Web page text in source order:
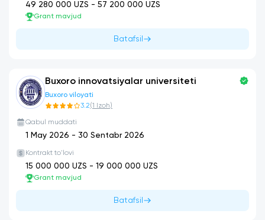
49 280 000 UZS - 57 200 000 UZS
Grant mavjud
Batafsil
Buxoro innovatsiyalar universiteti
Buxoro viloyati
3.2(1 Izoh)
Qabul muddati
1 May 2026 - 30 Sentabr 2026
Kontrakt to'lovi
15 000 000 UZS - 19 000 000 UZS
Grant mavjud
Batafsil